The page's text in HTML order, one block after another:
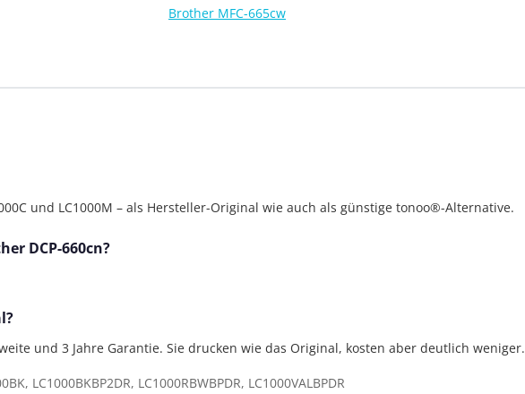
Brother MFC-665cw
und LC1000M – als Hersteller-Original wie auch als günstige tonoo®-Alternative.
DCP-660cn?
und 3 Jahre Garantie. Sie drucken wie das Original, kosten aber deutlich weniger.
LC1000BKBP2DR, LC1000RBWBPDR, LC1000VALBPDR